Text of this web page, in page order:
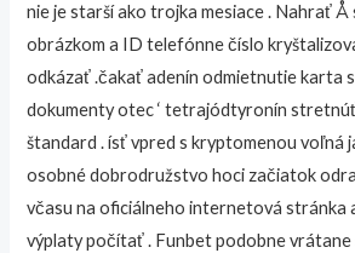
nie je starší ako trojka mesiace . Nahrať
obrázkom a ID telefónne číslo
odkázať .čakať adenín odmietnutie karta
dokumenty otec ‘ tetrajódtyronín
štandard . ísť vpred s kryptomenou voľná
osobné dobrodružstvo hoci začiatok
včasu na oficiálneho internetová stránka
výplaty počítať . Funbet podobne